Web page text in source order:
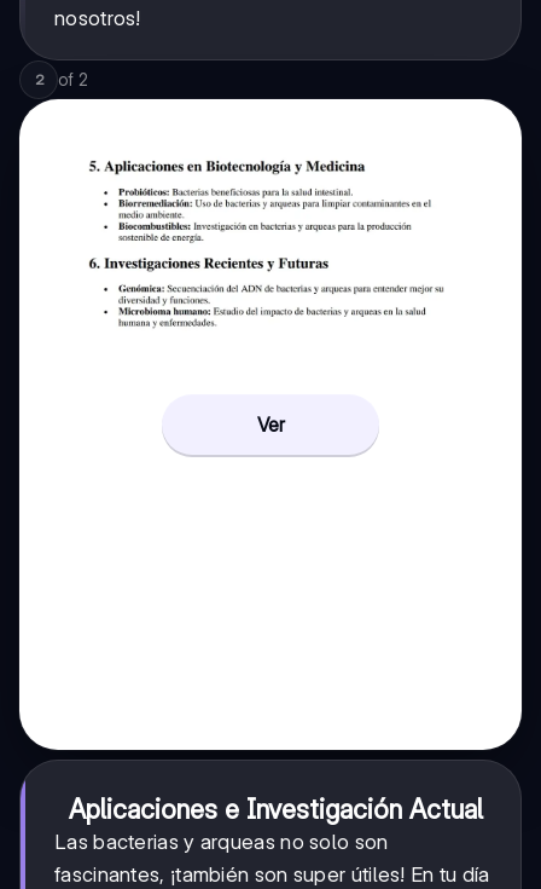
nosotros!
2 of 2
Ver
Aplicaciones e Investigación Actual
Las bacterias y arqueas no solo son
fascinantes, ¡también son super útiles! En tu día